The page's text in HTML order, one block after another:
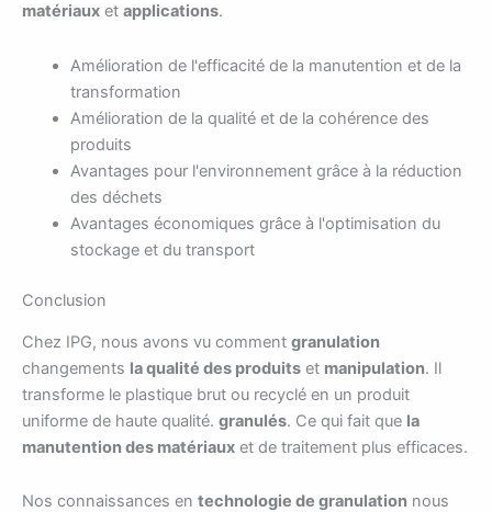
matériaux et applications.
Amélioration de l'efficacité de la manutention et de la
transformation
Amélioration de la qualité et de la cohérence des
produits
Avantages pour l'environnement grâce à la réduction
des déchets
Avantages économiques grâce à l'optimisation du
stockage et du transport
Conclusion
Chez IPG, nous avons vu comment granulation
changements la qualité des produits et manipulation. Il
transforme le plastique brut ou recyclé en un produit
uniforme de haute qualité. granulés. Ce qui fait que la
manutention des matériaux et de traitement plus efficaces.
Nos connaissances en technologie de granulation nous